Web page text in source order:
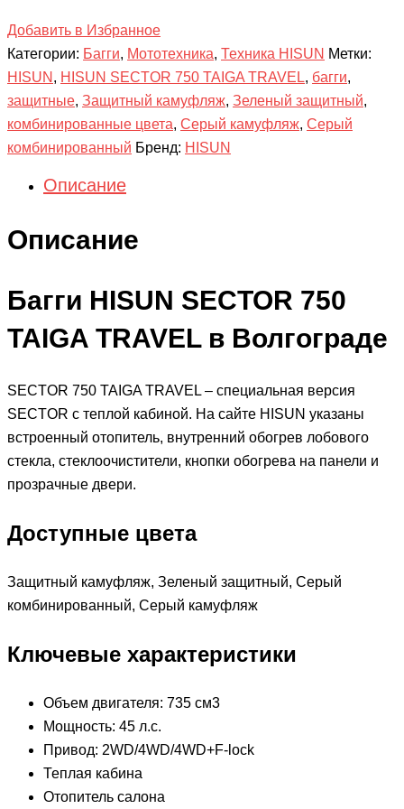
Добавить в Избранное
Категории: Багги, Мототехника, Техника HISUN Метки:
HISUN , HISUN SECTOR 750 TAIGA TRAVEL, багги,
защитные, Защитный камуфляж, Зеленый защитный,
комбинированные цвета, Серый камуфляж, Серый
комбинированный Бренд: HISUN
Описание
Описание
Багги HISUN SECTOR 750
TAIGA TRAVEL в Волгограде
SECTOR 750 TAIGA TRAVEL – специальная версия
SECTOR с теплой кабиной. На сайте HISUN указаны
встроенный отопитель, внутренний обогрев лобового
стекла, стеклоочистители, кнопки обогрева на панели и
прозрачные двери.
Доступные цвета
Защитный камуфляж, Зеленый защитный, Серый
комбинированный, Серый камуфляж
Ключевые характеристики
Объем двигателя: 735 см3
Мощность: 45 л.с.
Привод: 2WD/4WD/4WD+F-lock
Теплая кабина
Отопитель салона